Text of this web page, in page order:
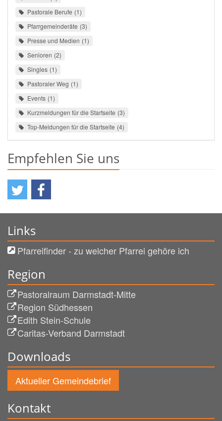
Pastorale Berufe 1
Pfarrgemeinderäte 3
Presse und Medien 1
Senioren 2
Singles 1
Pastoraler Weg 1
Events 1
Kurzmeldungen für die Startseite 3
Top-Meldungen für die Startseite 4
Empfehlen Sie uns
Links
Pfarreifinder - zu welcher Pfarrei gehöre ich
Region
Pastoralraum Darmstadt-Mitte
Region Südhessen
Edith Stein-Schule
Caritas-Verband Darmstadt
Downloads
Aktueller Gemeindebrief
Kontakt